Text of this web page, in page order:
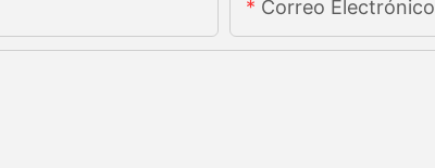
Correo Electrónico